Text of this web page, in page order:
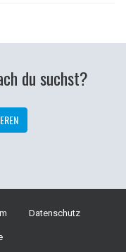
du suchst?
Datenschutz